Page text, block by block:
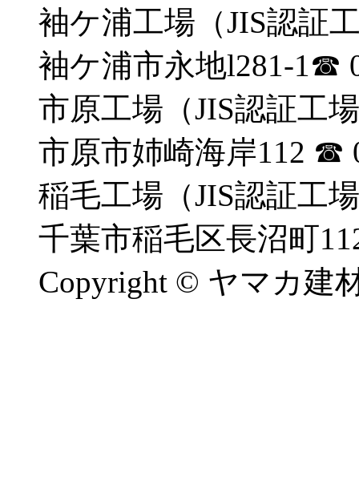
袖ケ浦工場（JIS認証
袖ケ浦市永地l281-1☎︎
市原工場（JIS認証工
市原市姉崎海岸112 ☎︎
稲毛工場（JIS認証工
千葉市稲毛区長沼町
Copyright © ヤマカ建